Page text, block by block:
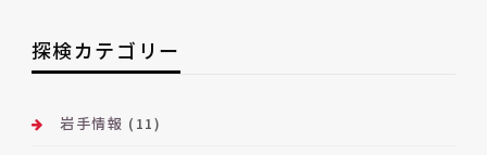
ー
カ
ブ
探検カテゴリー
岩手情報 (11)